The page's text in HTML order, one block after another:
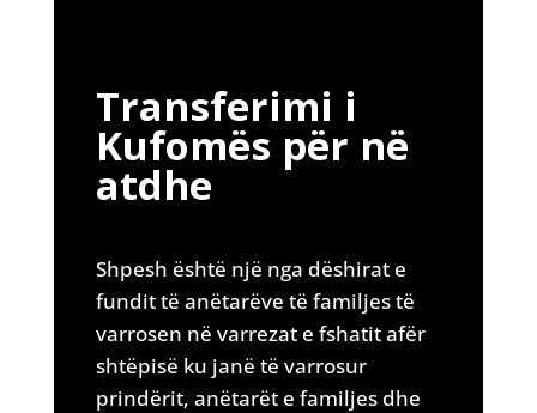
Transferimi i
Kufomës për në
atdhe
Shpesh është një nga dëshirat e
fundit të anëtarëve të familjes të
varrosen në varrezat e fshatit afër
shtëpisë ku janë të varrosur
prindërit, anëtarët e familjes dhe